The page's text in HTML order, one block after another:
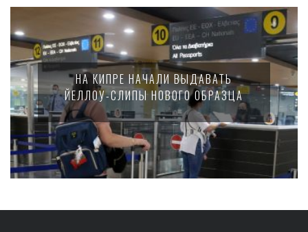
НА КИПРЕ НАЧАЛИ ВЫДАВАТЬ
ЙЕЛЛОУ-СЛИПЫ НОВОГО ОБРАЗЦА